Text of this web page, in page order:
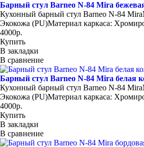
Барный стул Barneo N-84 Mira
Кухонный барный стул Barneo N-84
Экокожа (PU)Материал каркаса:
4000р.
Купить
В закладки
В сравнение
Барный стул Barneo N-84 Mira белая
Кухонный барный стул Barneo N-84
Экокожа (PU)Материал каркаса:
4000р.
Купить
В закладки
В сравнение